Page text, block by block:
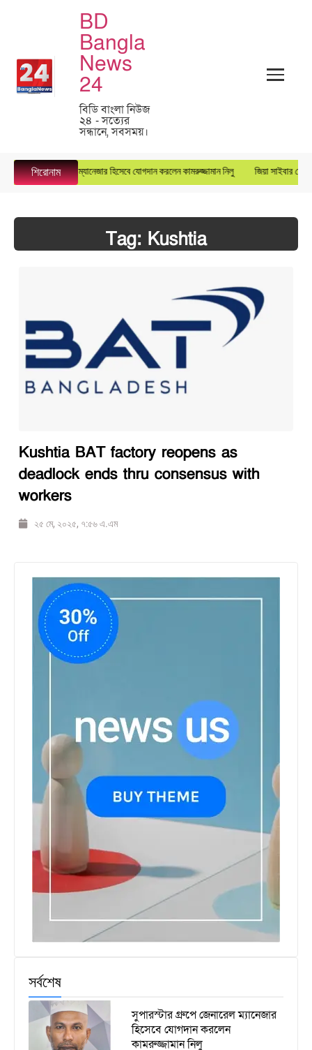
BD
Bangla
News
24
বিডি বাংলা নিউজ
২৪ - সত্যের
সন্ধানে, সবসময়।
শিরোনাম
গ্রুপে জেনারেল ম্যানেজার হিসেবে যোগদান করলেন কামরুজ্জামান নিলু জিয়া সাইবার
Tag: Kushtia
Kushtia BAT factory reopens as
deadlock ends thru consensus with
workers
২৫ মে, ২০২৫, ৭:৫৬ এ.এম
সর্বশেষ
সুপারস্টার গ্রুপে জেনারেল ম্যানেজার
হিসেবে যোগদান করলেন
কামরুজ্জামান নিলু